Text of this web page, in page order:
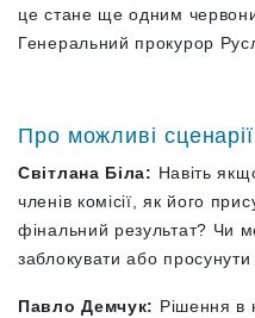
це стане ще одним
Генеральний прокурор
Про можливі сценарії
Світлана Біла: Навіть
членів комісії, як його
фінальний результат? Чи
заблокувати або
Павло Демчук: Рішення в